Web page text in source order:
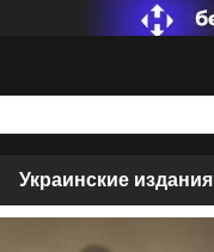
Украинские издания